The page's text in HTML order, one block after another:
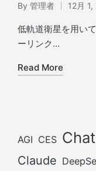
Posted
by
By 管理者 12月
低軌道衛星を用い
ーリンク…
Read More
AGI CES
Claude